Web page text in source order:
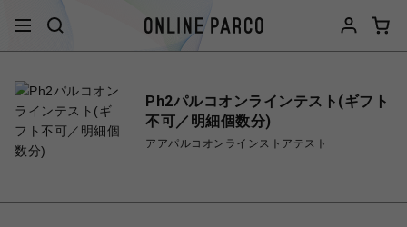
Ph2パルコオンラインテスト(ギフト
不可／明細個数分)
アアパルコオンラインストアテスト